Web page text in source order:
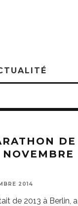
DE
2014
de 2013 à Berlin, a